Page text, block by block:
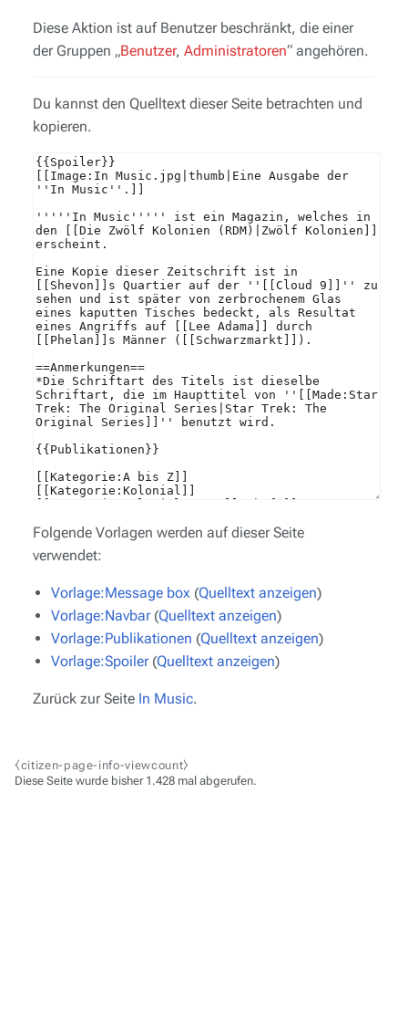
Diese Aktion ist auf Benutzer beschränkt, die einer
der Gruppen „Benutzer, Administratoren“ angehören.
Du kannst den Quelltext dieser Seite betrachten und
kopieren.
Folgende Vorlagen werden auf dieser Seite
verwendet:
Vorlage:Message box (Quelltext anzeigen)
Vorlage:Navbar(Quelltext anzeigen)
Vorlage:Publikationen (Quelltext anzeigen)
Vorlage:Spoiler(Quelltext anzeigen)
Zurück zur Seite In Music.
⧼citizen-page-info-viewcount⧽
Diese Seite wurde bisher 1.428 mal abgerufen.